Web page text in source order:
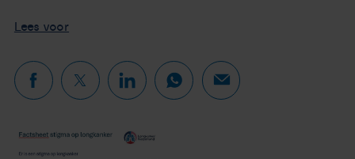
Thymuskankers
Steun ons
Lees voor